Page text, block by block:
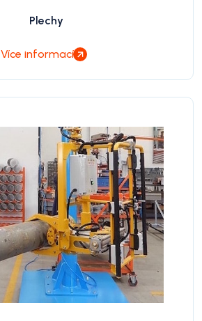
Plechy
Více informací